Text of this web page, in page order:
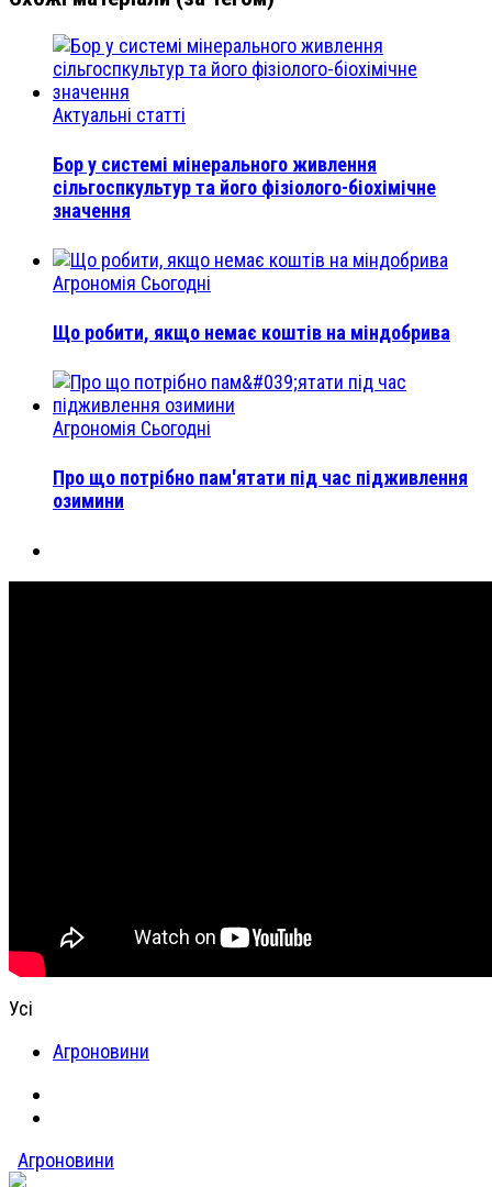
Актуальні статті
Бор у системі мінерального живлення
сільгоспкультур та його фізіолого-біохімічне
значення
Агрономія Сьогодні
Що робити, якщо немає коштів на міндобрива
Агрономія Сьогодні
Про що потрібно пам'ятати під час підживлення
озимини
Усі
Агроновини
Агроновини